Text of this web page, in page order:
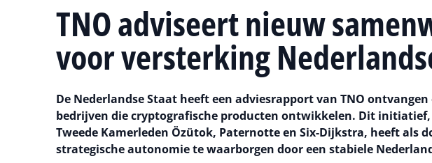
TNO adviseert nieuw
voor versterking
De Nederlandse Staat heeft een adviesrapport van TNO
bedrijven die cryptografische producten ontwikkelen. Dit
Tweede Kamerleden Özütok, Paternotte en Six-Dijkstra, heeft als
strategische autonomie te waarborgen door een stabiele